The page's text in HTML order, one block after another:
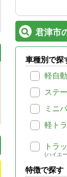
君津市
車種別で探
軽自
ステ
ミニ
軽ト
トラ
(ハイエ
特徴で探す